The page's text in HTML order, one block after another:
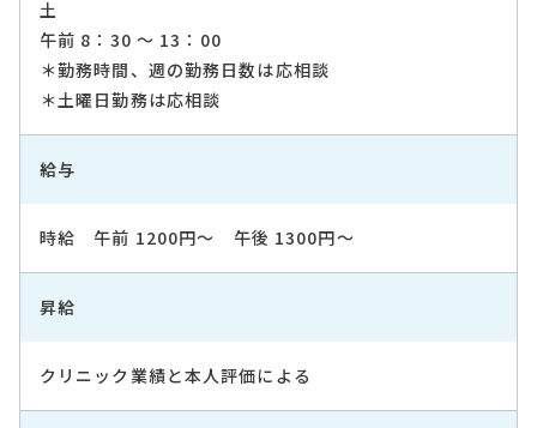
土
午前 8：30 ～ 13：00
＊勤務時間、週の勤務日数は応相談
＊土曜日勤務は応相談
給与
時給 午前 1200円～ 午後 1300円～
昇給
クリニック業績と本人評価による